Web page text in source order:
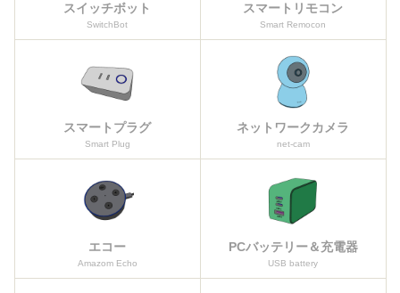
スイッチボット
SwitchBot
スマートリモコン
Smart Remocon
スマートプラグ
Smart Plug
ネットワークカメラ
net-cam
エコー
Amazom Echo
PCバッテリー＆充電器
USB battery